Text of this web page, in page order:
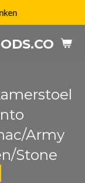
Army
Stone